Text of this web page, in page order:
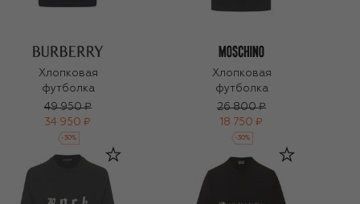
Хлопковая
футболка
49 950 ₽
34 950 ₽
-30%
Хлопковая
футболка
26 800 ₽
18 750 ₽
-30%